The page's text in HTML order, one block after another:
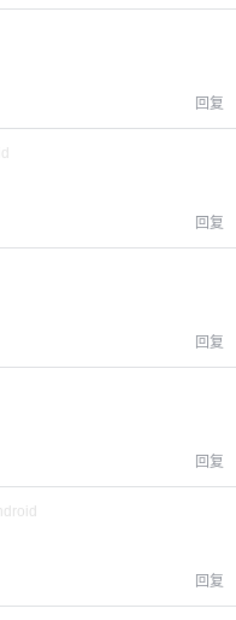
回复
回复
回复
回复
回复